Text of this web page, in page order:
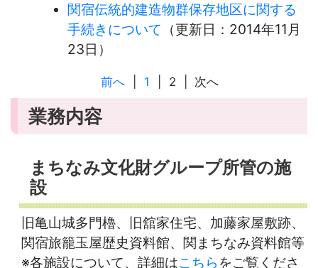
関宿伝統的建造物群保存地区に関する
手続きについて （更新日： 2014年11月
23日 ）
前へ 1 2 次へ
業務内容
まちなみ文化財グループ所管の施
設
旧亀山城多門櫓、旧舘家住宅、加藤家屋敷跡、
関宿旅籠玉屋歴史資料館、関まちなみ資料館等
※各施設について、詳細はこちら をご覧くださ